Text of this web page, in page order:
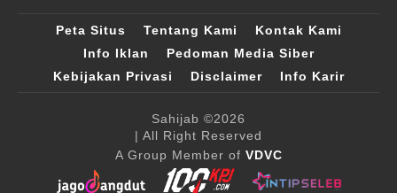
Peta Situs Tentang Kami
Kontak Kami
Info Iklan
Pedoman Media Siber
Kebijakan Privasi
Disclaimer Info Karir
Sahijab ©2026
| All Right Reserved
A Group Member of VDVC